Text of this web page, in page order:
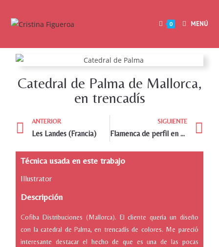
0 MENÚ
Catedral de Palma de Mallorca,
en trencadís
ANTERIOR
Les Landes (Francia)
SIGUIENTE
Flamenca de perfil en trencadis
Técnica usada en este trabajo
Illustrator
Descripción
Cofiba Distribuciones (Mallorca). El cliente quería un diseño
con la catedral de Palma, en trencadís de colores. Me pareció
interesante destacar el hecho de que es una de las pocas